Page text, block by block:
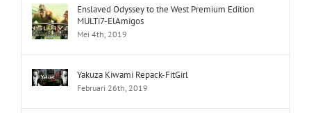
Enslaved Odyssey to the West Premium Edition
MULTi7-ElAmigos
Mei 4th, 2019
Yakuza Kiwami Repack-FitGirl
Februari 26th, 2019